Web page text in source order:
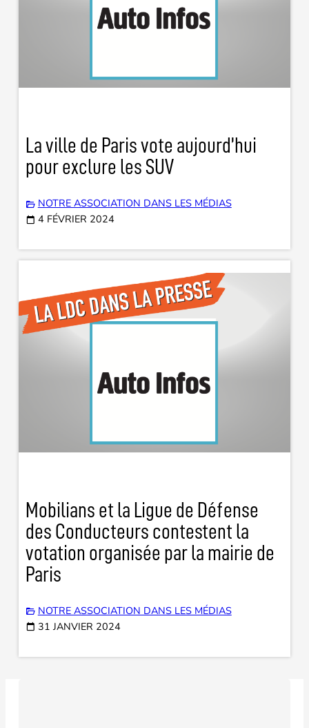
La ville de Paris vote aujourd’hui
pour exclure les SUV
NOTRE ASSOCIATION DANS LES MÉDIAS
4 FÉVRIER 2024
Mobilians et la Ligue de Défense
des Conducteurs contestent la
votation organisée par la mairie de
Paris
NOTRE ASSOCIATION DANS LES MÉDIAS
31 JANVIER 2024